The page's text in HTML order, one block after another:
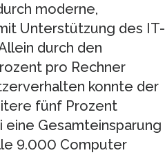
moderne,
Unterstützung des IT-
durch den
pro Rechner
konnte der
fünf Prozent
Gesamteinsparung
9.000 Computer